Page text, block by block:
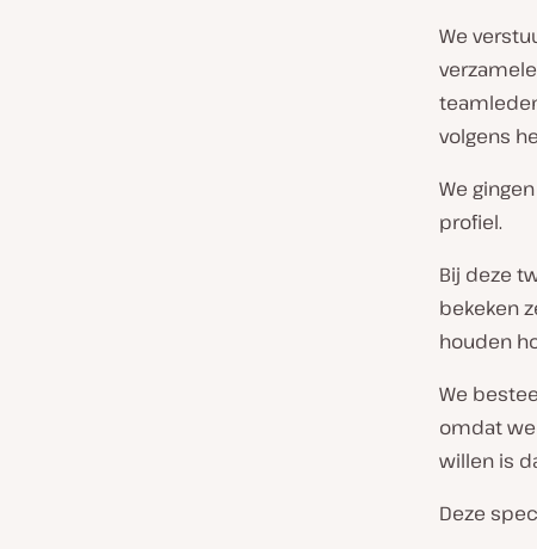
We
volgens
We
profiel.
Bij deze
bekeken
houden
We
omdat
willen is
Deze